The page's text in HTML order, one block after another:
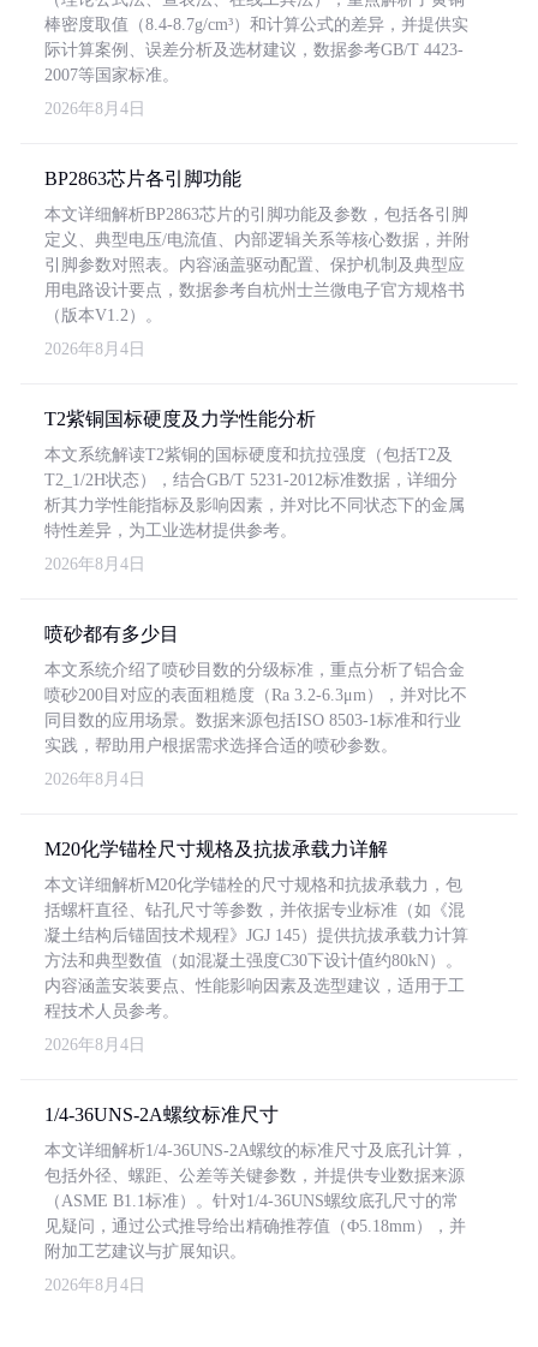
棒密度取值（8.4-8.7g/cm³）和计算公式的差异，并提供实
际计算案例、误差分析及选材建议，数据参考GB/T 4423-
2007等国家标准。
2026年8月4日
BP2863芯片各引脚功能
本文详细解析BP2863芯片的引脚功能及参数，包括各引脚
定义、典型电压/电流值、内部逻辑关系等核心数据，并附
引脚参数对照表。内容涵盖驱动配置、保护机制及典型应
用电路设计要点，数据参考自杭州士兰微电子官方规格书
（版本V1.2）。
2026年8月4日
T2紫铜国标硬度及力学性能分析
本文系统解读T2紫铜的国标硬度和抗拉强度（包括T2及
T2_1/2H状态），结合GB/T 5231-2012标准数据，详细分
析其力学性能指标及影响因素，并对比不同状态下的金属
特性差异，为工业选材提供参考。
2026年8月4日
喷砂都有多少目
本文系统介绍了喷砂目数的分级标准，重点分析了铝合金
喷砂200目对应的表面粗糙度（Ra 3.2-6.3μm），并对比不
同目数的应用场景。数据来源包括ISO 8503-1标准和行业
实践，帮助用户根据需求选择合适的喷砂参数。
2026年8月4日
M20化学锚栓尺寸规格及抗拔承载力详解
本文详细解析M20化学锚栓的尺寸规格和抗拔承载力，包
括螺杆直径、钻孔尺寸等参数，并依据专业标准（如《混
凝土结构后锚固技术规程》JGJ 145）提供抗拔承载力计算
方法和典型数值（如混凝土强度C30下设计值约80kN）。
内容涵盖安装要点、性能影响因素及选型建议，适用于工
程技术人员参考。
2026年8月4日
1/4-36UNS-2A螺纹标准尺寸
本文详细解析1/4-36UNS-2A螺纹的标准尺寸及底孔计算，
包括外径、螺距、公差等关键参数，并提供专业数据来源
（ASME B1.1标准）。针对1/4-36UNS螺纹底孔尺寸的常
见疑问，通过公式推导给出精确推荐值（Φ5.18mm），并
附加工艺建议与扩展知识。
2026年8月4日